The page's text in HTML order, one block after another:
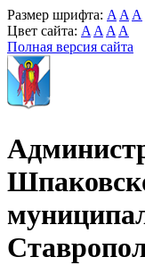
Размер шрифта: A A A
Цвет сайта: A A A A
Полная версия сайта